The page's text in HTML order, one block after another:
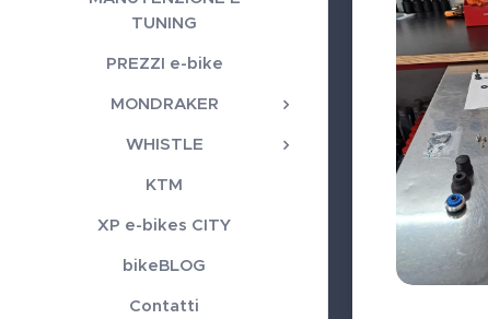
TUNING
PREZZI e-bike
MONDRAKER
WHISTLE
KTM
XP e-bikes CITY
bikeBLOG
Contatti